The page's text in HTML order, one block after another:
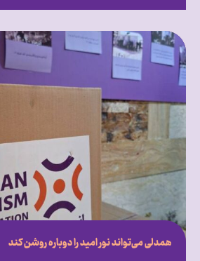
همدلی می‌تواند نور امید را دوباره روشن کند